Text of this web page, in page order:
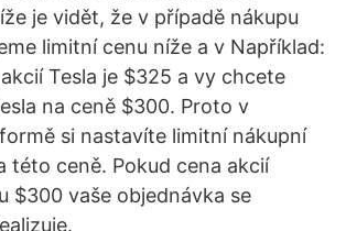
je vidět, že v případě nákupu
limitní cenu níže a v Například:
Tesla je $325 a vy chcete
na ceně $300. Proto v
si nastavíte limitní nákupní
této ceně. Pokud cena akcií
$300 vaše objednávka se